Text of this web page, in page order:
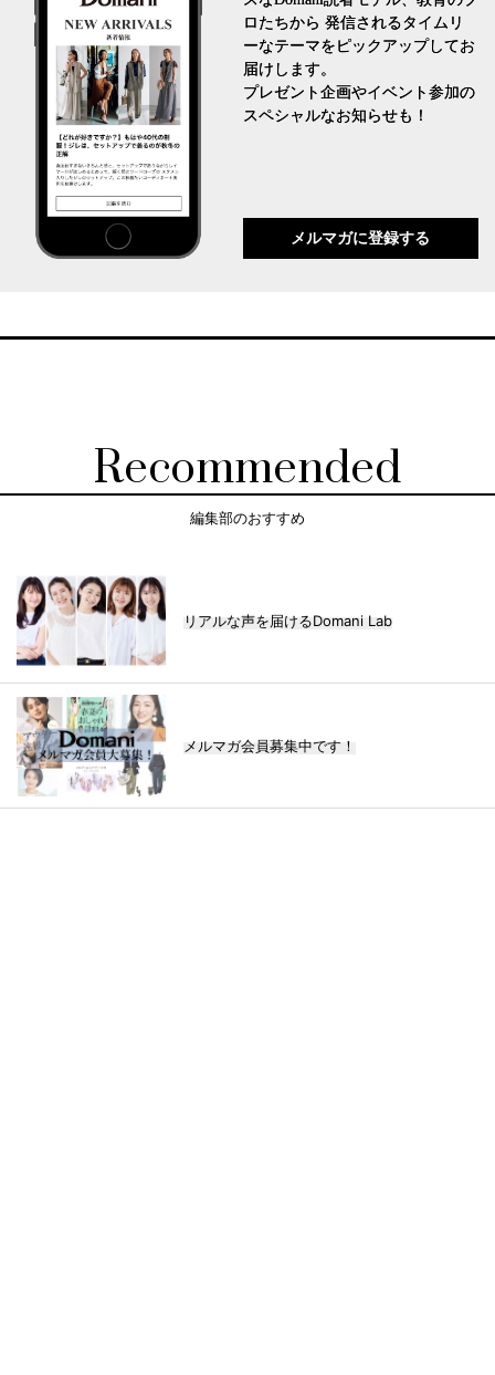
ロたちから 発信されるタイムリ
ーなテーマをピックアップしてお
届けします。
プレゼント企画やイベント参加の
スペシャルなお知らせも！
メルマガに登録する
Recommended
編集部のおすすめ
リアルな声を届けるDomani Lab
メルマガ会員募集中です！